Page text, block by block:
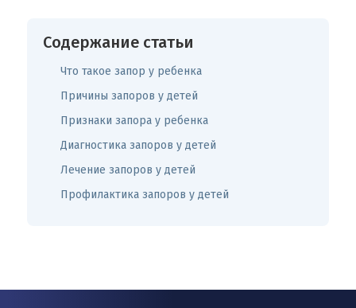
Содержание статьи
Что такое запор у ребенка
Причины запоров у детей
Признаки запора у ребенка
Диагностика запоров у детей
Лечение запоров у детей
Профилактика запоров у детей